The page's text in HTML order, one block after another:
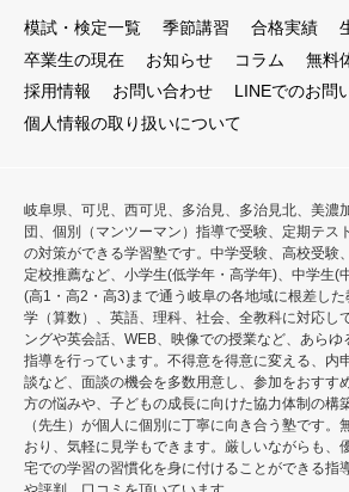
模試・検定一覧 季節講習 合格実績
卒業生の現在
お知らせ コラム 無料
採用情報
お問い合わせ
LINEでのお問
個人情報の取り扱いについて
岐阜県、可児、西可児、多治見、多治見北、美濃
団、個別（マンツーマン）指導で受験、定期テス
の対策ができる学習塾です。中学受験、高校受験
定校推薦など、小学生(低学年・高学年)、中学生(
(高1・高2・高3)まで通う岐阜の各地域に根差し
学（算数）、英語、理科、社会、全教科に対応し
ングや英会話、WEB、映像での授業など、あらゆ
指導を行っています。不得意を得意に変える、内
談など、面談の機会を多数用意し、参加をおすす
方の悩みや、子どもの成長に向けた協力体制の構
（先生）が個人に個別に丁寧に向き合う塾です。
おり、気軽に見学もできます。厳しいながらも、
宅での学習の習慣化を身に付けることができる指